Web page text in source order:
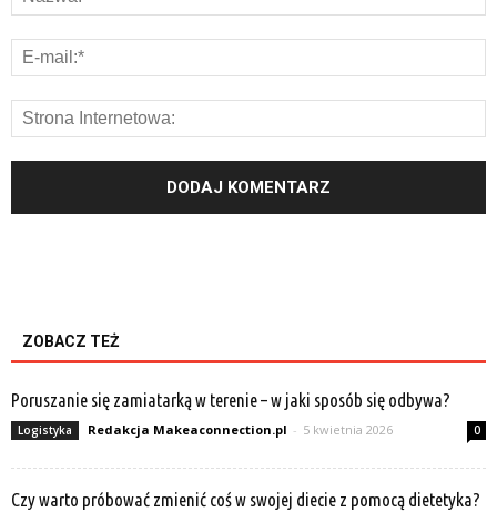
ZOBACZ TEŻ
Poruszanie się zamiatarką w terenie – w jaki sposób się odbywa?
Logistyka Redakcja Makeaconnection.pl - 5 kwietnia 2026 0
Czy warto próbować zmienić coś w swojej diecie z pomocą dietetyka?